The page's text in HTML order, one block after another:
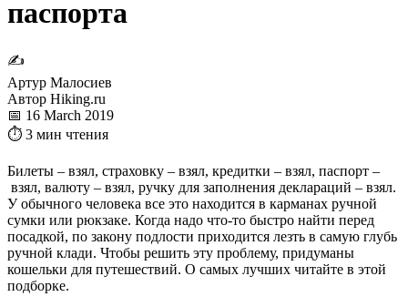
паспорта
✍
Артур Малосиев
Автор Hiking.ru
📅 16 March 2019
⏱ 3 мин чтения
Билеты – взял, страховку – взял, кредитки – взял, паспорт –
взял, валюту – взял, ручку для заполнения деклараций – взял.
У обычного человека все это находится в карманах ручной
сумки или рюкзаке. Когда надо что-то быстро найти перед
посадкой, по закону подлости приходится лезть в самую глубь
ручной клади. Чтобы решить эту проблему, придуманы
кошельки для путешествий. О самых лучших читайте в этой
подборке.